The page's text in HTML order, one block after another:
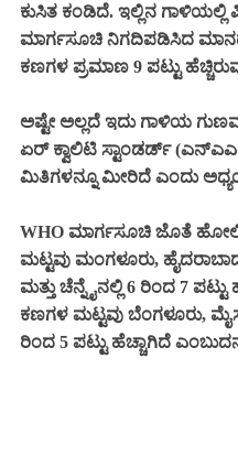
ಕುಸಿತ ಕಂಡಿದೆ. ಇಲ್ಲಿನ
ಮಾರ್ಗಸೂಚಿ ನಿಗದಿಪಡಿಸಿದ
ಕಣಗಳ ಪ್ರಮಾಣ 9 ಪಟ್ಟು
ಅಷ್ಟೇ ಅಲ್ಲದೆ ಇದು ಗಾಳಿಯ
ಏರ್‌ ಕ್ವಾಲಿಟಿ ಸ್ಟಾಂಡರ್ಡ್‌
ಮಿತಿಗಳನ್ನೂ ಮೀರಿದೆ ಎಂದು
WHO ಮಾರ್ಗಸೂಚಿ ಜೊತೆ
ಮಟ್ಟವು ಮಂಗಳೂರು,
ಮತ್ತು ಚೆನ್ನೈನಲ್ಲಿ 6 ರಿಂದ 7
ಕಣಗಳ ಮಟ್ಟವು ಬೆಂಗಳೂರು,
ರಿಂದ 5 ಪಟ್ಟು ಹೆಚ್ಚಾಗಿದೆ